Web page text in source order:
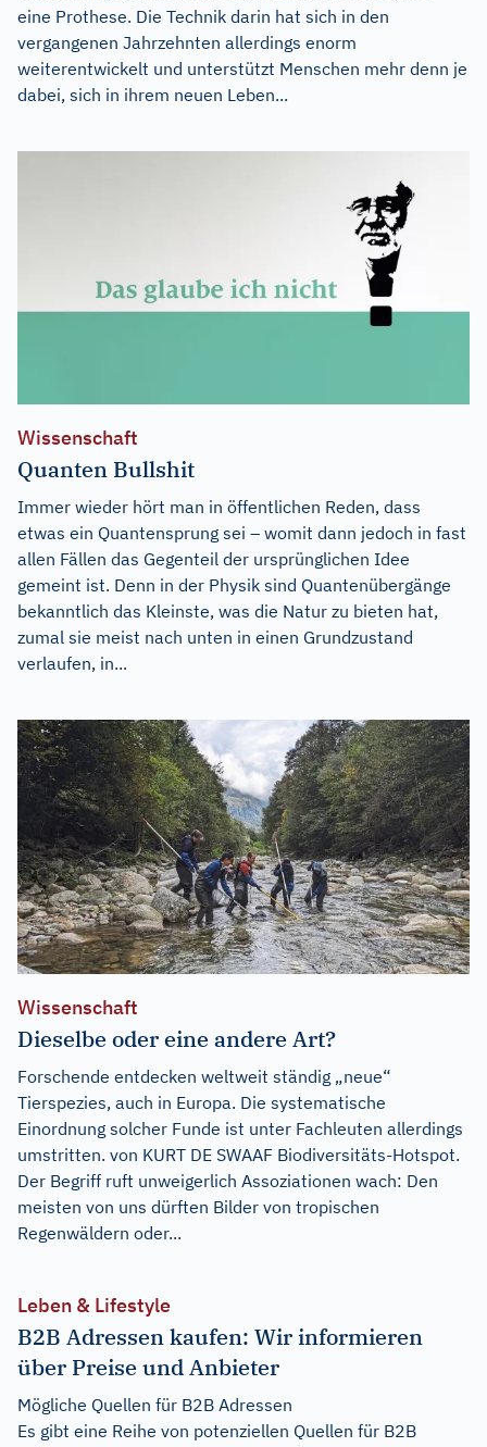
eine Prothese. Die Technik darin hat sich in den
vergangenen Jahrzehnten allerdings enorm
weiterentwickelt und unterstützt Menschen mehr denn je
dabei, sich in ihrem neuen Leben...
Wissenschaft
Quanten Bullshit
Immer wieder hört man in öffentlichen Reden, dass
etwas ein Quantensprung sei – womit dann jedoch in fast
allen Fällen das Gegenteil der ursprünglichen Idee
gemeint ist. Denn in der Physik sind Quantenübergänge
bekanntlich das Kleinste, was die Natur zu bieten hat,
zumal sie meist nach unten in einen Grundzustand
verlaufen, in...
Wissenschaft
Dieselbe oder eine andere Art?
Forschende entdecken weltweit ständig „neue“
Tierspezies, auch in Europa. Die systematische
Einordnung solcher Funde ist unter Fachleuten allerdings
umstritten. von KURT DE SWAAF Biodiversitäts-Hotspot.
Der Begriff ruft unweigerlich Assoziationen wach: Den
meisten von uns dürften Bilder von tropischen
Regenwäldern oder...
Leben & Lifestyle
B2B Adressen kaufen: Wir informieren
über Preise und Anbieter
Mögliche Quellen für B2B Adressen
Es gibt eine Reihe von potenziellen Quellen für B2B